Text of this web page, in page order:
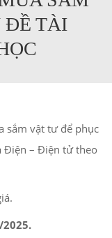
ĐỀ TÀI
sắm vật tư để phục
Điện – Điện tử theo